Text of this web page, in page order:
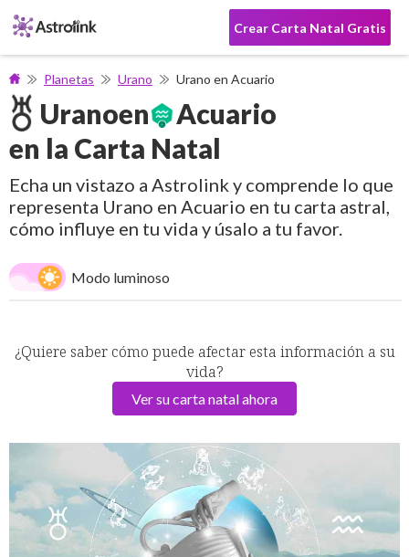
Crear Carta Natal Gratis
Planetas Urano Urano en Acuario
Uranoen
Acuario
en la Carta Natal
Echa un vistazo a Astrolink y comprende lo que
representa Urano en Acuario en tu carta astral,
cómo influye en tu vida y úsalo a tu favor.
Modo luminoso
¿Quiere saber cómo puede afectar esta información a su
vida?
Ver su carta natal ahora